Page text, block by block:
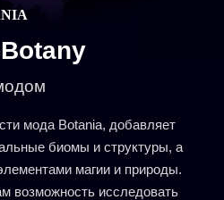
мода Botania, добавляет
биомы и структуры, а
магии и природы.
возможность исследовать